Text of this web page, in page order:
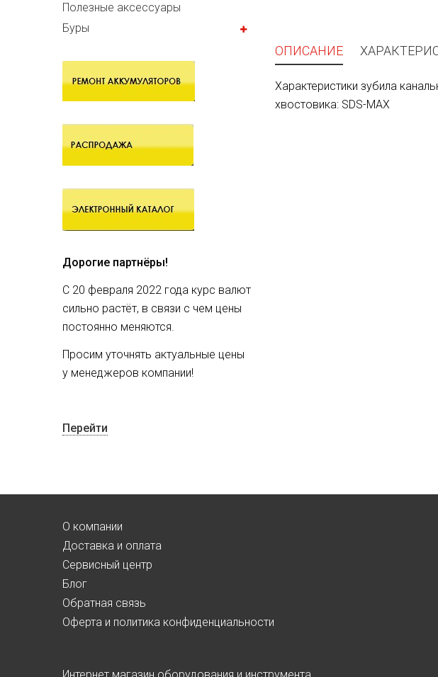
Полезные аксессуары
Буры
Дорогие партнёры!
С 20 февраля 2022 года курс валют
сильно растёт, в связи с чем цены
постоянно меняются.
Просим уточнять актуальные цены
у менеджеров компании!
Перейти
ОПИСАНИЕ
Характеристики зубила
хвостовика: SDS-MAX
О компании
Доставка и оплата
Сервисный центр
Блог
Обратная связь
Оферта и политика конфиденциальности